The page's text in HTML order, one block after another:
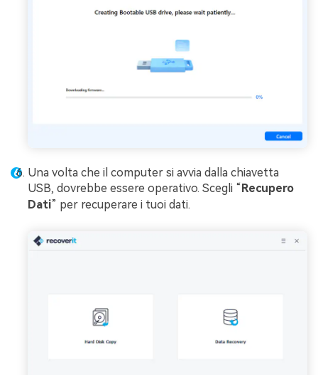
Una volta che il computer si avvia dalla chiavetta
USB, dovrebbe essere operativo. Scegli “Recupero
Dati” per recuperare i tuoi dati.